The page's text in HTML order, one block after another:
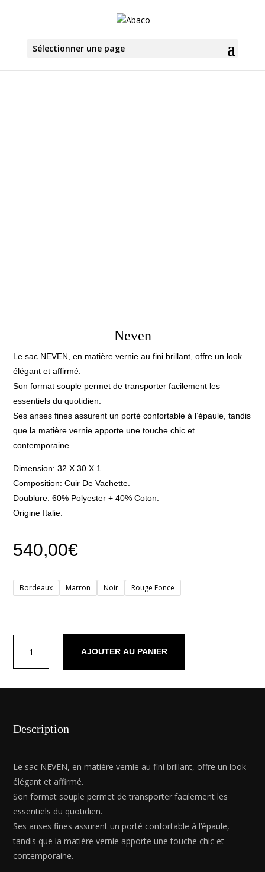
Sélectionner une page
Neven
Le sac NEVEN, en matière vernie au fini brillant, offre un look
élégant et affirmé.
Son format souple permet de transporter facilement les
essentiels du quotidien.
Ses anses fines assurent un porté confortable à l’épaule, tandis
que la matière vernie apporte une touche chic et
contemporaine.
Dimension: 32 X 30 X 1.
Composition: Cuir De Vachette.
Doublure: 60% Polyester + 40% Coton.
Origine Italie.
540,00€
Bordeaux Marron Noir Rouge Fonce
Neven
AJOUTER AU PANIER
Description
Le sac NEVEN, en matière vernie au fini brillant, offre un look
élégant et affirmé.
Son format souple permet de transporter facilement les
essentiels du quotidien.
Ses anses fines assurent un porté confortable à l’épaule,
tandis que la matière vernie apporte une touche chic et
contemporaine.